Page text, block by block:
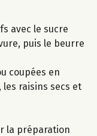
avec le sucre
puis le beurre
coupées en
raisins secs et
la préparation